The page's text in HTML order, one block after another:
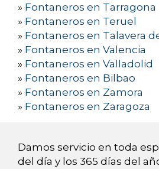
» Fontaneros en Tarragona
» Fontaneros en Teruel
» Fontaneros en Talavera
» Fontaneros en Valencia
» Fontaneros en Valladolid
» Fontaneros en Bilbao
» Fontaneros en Zamora
» Fontaneros en Zaragoza
Damos servicio en toda
del día y los 365 días del